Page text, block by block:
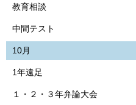
教育相談
中間テスト
10月
1年遠足
１・２・３年弁論大会